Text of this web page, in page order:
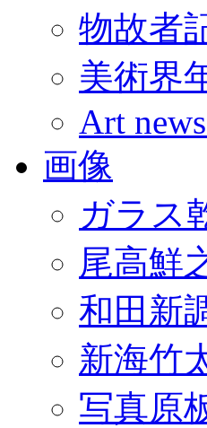
物故者
美術界
Art
画像
ガラス
尾高鮮
和田新
新海竹
写真原